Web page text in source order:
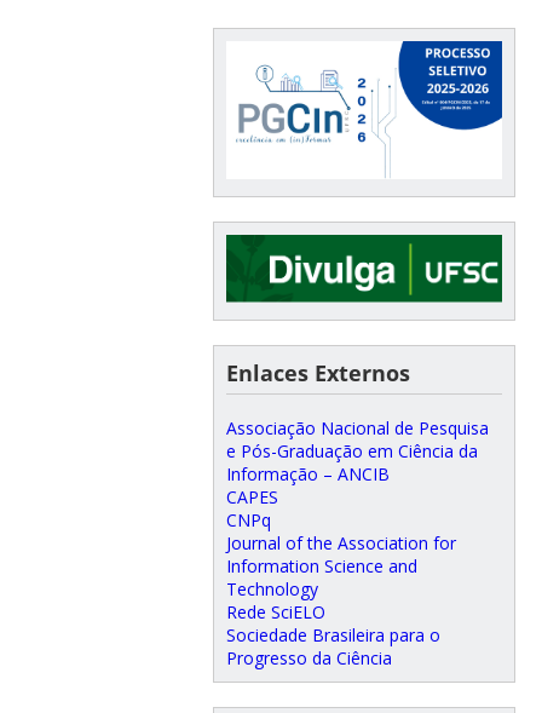
Enlaces Externos
Associação Nacional de Pesquisa
e Pós-Graduação em Ciência da
Informação – ANCIB
CAPES
CNPq
Journal of the Association for
Information Science and
Technology
Rede SciELO
Sociedade Brasileira para o
Progresso da Ciência